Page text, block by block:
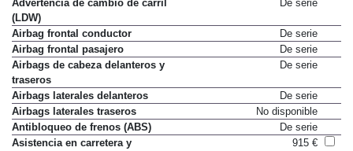
Advertencia de cambio de carril
(LDW)
De serie
Airbag frontal conductor
De serie
Airbag frontal pasajero
De serie
Airbags de cabeza delanteros y
traseros
De serie
Airbags laterales delanteros
De serie
Airbags laterales traseros
No disponible
Antibloqueo de frenos (ABS)
De serie
Asistencia en carretera y
915 €